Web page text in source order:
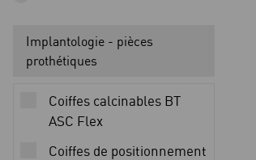
Implantologie - pièces
prothétiques
Coiffes calcinables BT
ASC Flex
Coiffes de positionnement